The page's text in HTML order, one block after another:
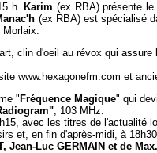
h. Karim (ex RBA) présente
(ex RBA) est spécialisé
Morlaix.
clin d'oeil au révox qui assure
www.hexagonefm.com et
" Fréquence Magique" qui
, 103 MHz.
avec les titres de l'actualité
et, en fin d'après-midi, à
Jean-Luc GERMAIN et de Max.